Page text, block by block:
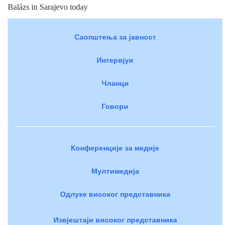
Balázs in Sarajevo today
Саопштења за јавност
Интервјуи
Чланци
Говори
Конференције за медије
Мултимедија
Одлуке високог представника
Извјештаји високог представника